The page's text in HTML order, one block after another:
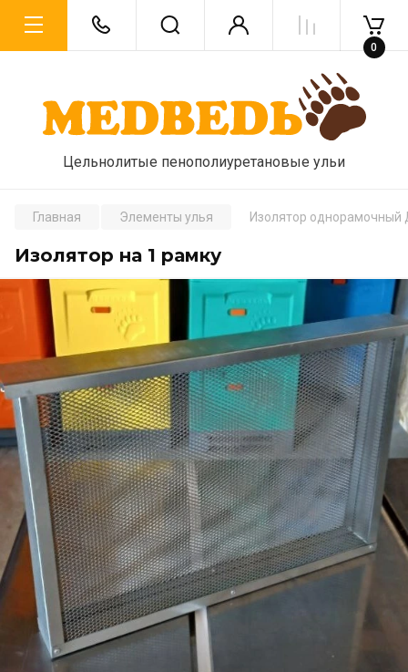
Цельнолитые пенополиуретановые ульи
0
Главная Элементы улья Изолятор однорамочный
Изолятор на 1 рамку